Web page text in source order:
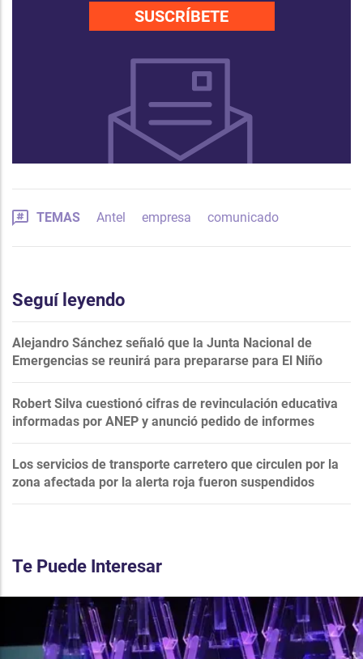
SUSCRÍBETE
TEMAS Antel empresa comunicado
Seguí leyendo
Alejandro Sánchez señaló que la Junta Nacional de
Emergencias se reunirá para prepararse para El Niño
Robert Silva cuestionó cifras de revinculación educativa
informadas por ANEP y anunció pedido de informes
Los servicios de transporte carretero que circulen por la
zona afectada por la alerta roja fueron suspendidos
Te Puede Interesar